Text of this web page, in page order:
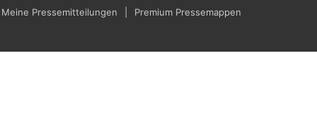
Meine Pressemitteilungen Premium Pressemappen